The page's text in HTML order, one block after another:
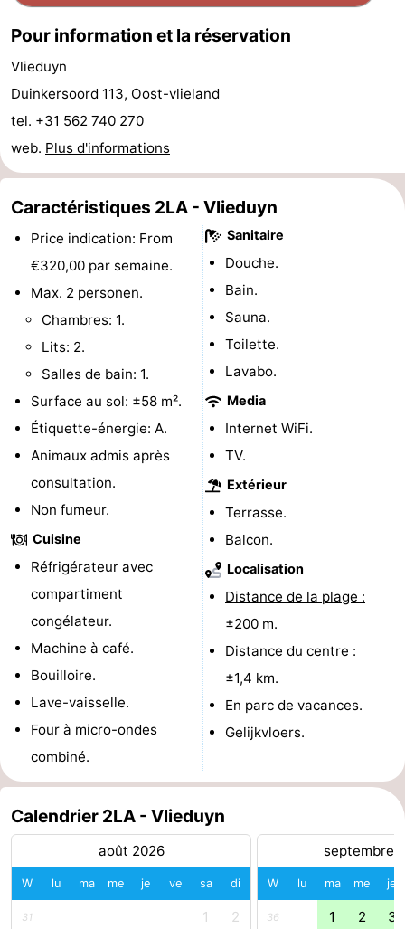
Sportive
Equitation
-
Promenade
sur
Observation
des
Boire
Forum
des
Adresses
Friesland
-
Leeuwarden
Îles
la
Frise
Schiermonnikoog
-
Ameland
Terschelling
Contact
Pour information et la réservation
Vlieduyn
Duinkersoord 113, Oost-vlieland
tel. +31 562 740 270
web. Plus d'informations
Caractéristiques 2LA - Vlieduyn
Price indication: From
€320,00 par semaine.
Max. 2 personen.
Chambres: 1.
Lits: 2.
Salles de bain: 1.
Surface au sol: ±58 m².
Étiquette-énergie: A.
Animaux admis après
consultation.
Non fumeur.
Cuisine
Réfrigérateur avec
compartiment
congélateur.
Machine à café.
Bouilloire.
Lave-vaisselle.
Four à micro-ondes
combiné.
Sanitaire
Douche.
Bain.
Sauna.
Toilette.
Lavabo.
Media
Internet WiFi.
TV.
Extérieur
Terrasse.
Balcon.
Localisation
Distance de la plage :
±200 m.
Distance du centre :
±1,4 km.
En parc de vacances.
Gelijkvloers.
Calendrier 2LA - Vlieduyn
août 2026
W lu ma me je ve sa di
31 1 2
septembre
W lu ma me je
36 1 2 3